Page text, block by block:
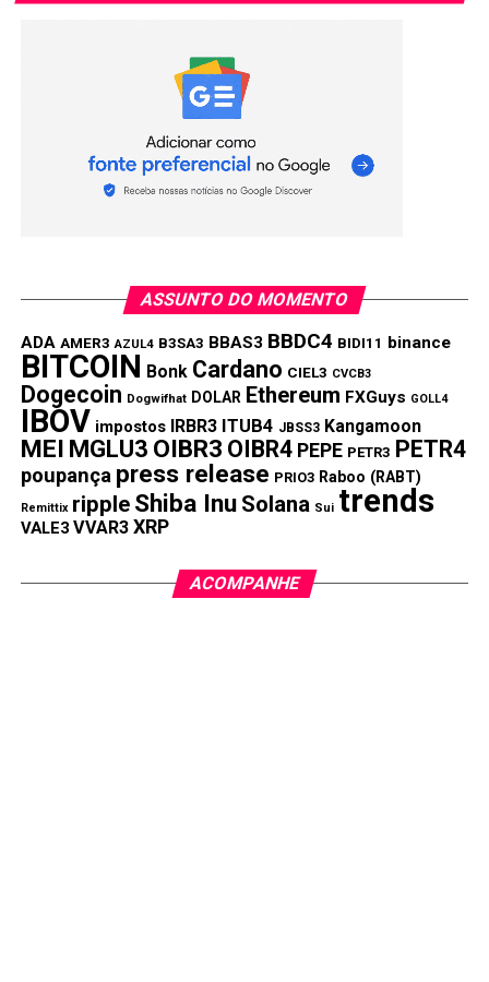
ASSUNTO DO MOMENTO
ADA AMER3 AZUL4 B3SA3 BBAS3 BBDC4 BIDI11 binance
BITCOIN Bonk Cardano CIEL3 CVCB3
Dogecoin Dogwifhat DOLAR Ethereum FXGuys GOLL4
IBOV impostos IRBR3 ITUB4 JBSS3 Kangamoon
MEI MGLU3 OIBR3 OIBR4 PEPE PETR3 PETR4
poupança press release PRIO3 Raboo (RABT)
Remittix ripple Shiba Inu Solana Sui trends
VALE3 VVAR3 XRP
ACOMPANHE